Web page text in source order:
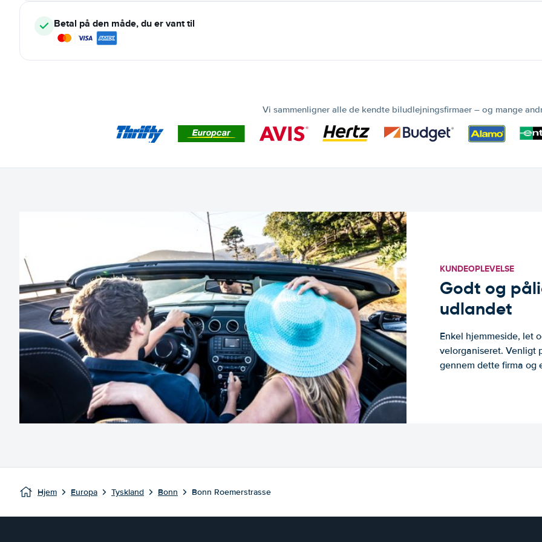
Betal på den måde, du er vant til
Vi sammenligner alle de kendte biludlejningsfirmaer – og mange
KUNDEOPLEVELSE
Godt og
udlandet
Enkel hjemmeside, let
velorganiseret. Venligt
gennem dette firma og
Hjem Europa Tyskland Bonn Bonn Roemerstrasse